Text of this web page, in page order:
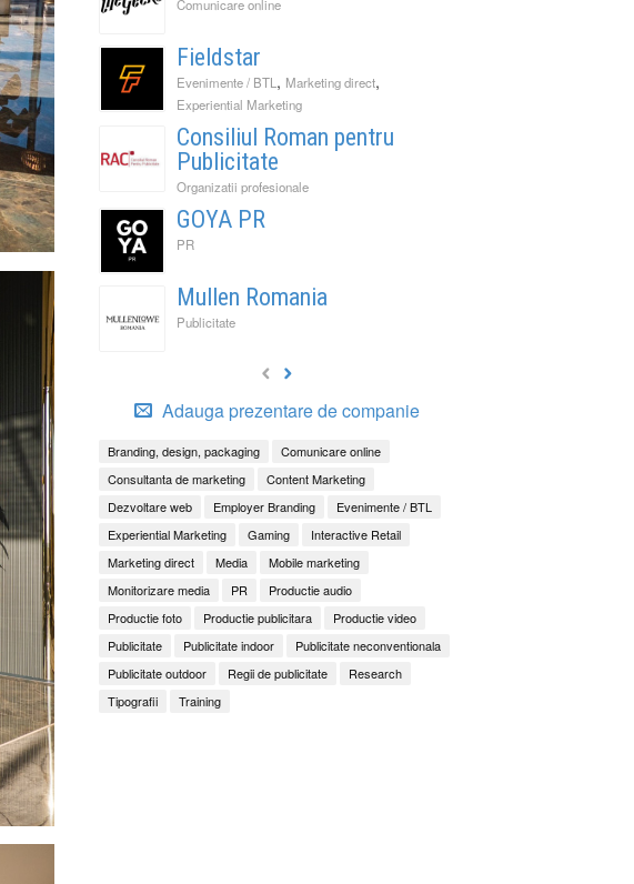
Comunicare online
Fieldstar
Evenimente / BTL , Marketing direct,
Experiential Marketing
Consiliul Roman pentru
Publicitate
Organizatii profesionale
GOYA PR
PR
Mullen Romania
Publicitate
Adauga prezentare de companie
Branding, design, packaging
Comunicare online
Consultanta de marketing
Content Marketing
Dezvoltare web
Employer Branding
Evenimente / BTL
Experiential Marketing
Gaming
Interactive Retail
Marketing direct
Media
Mobile marketing
Monitorizare media
PR
Productie audio
Productie foto
Productie publicitara
Productie video
Publicitate
Publicitate indoor
Publicitate neconventionala
Publicitate outdoor
Regii de publicitate
Research
Tipografii
Training